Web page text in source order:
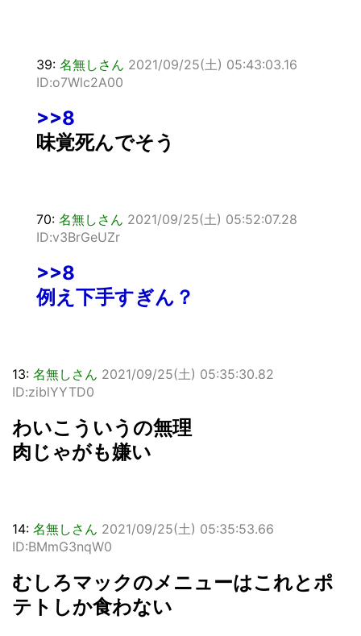
39: 名無しさん 2021/09/25(土) 05:43:03.16
ID:o7Wlc2A00
>>8
味覚死んでそう
70: 名無しさん 2021/09/25(土) 05:52:07.28
ID:v3BrGeUZr
>>8
例え下手すぎん？
13: 名無しさん 2021/09/25(土) 05:35:30.82
ID:ziblYYTD0
わいこういうの無理
肉じゃがも嫌い
14: 名無しさん 2021/09/25(土) 05:35:53.66
ID:BMmG3nqW0
むしろマックのメニューはこれとポ
テトしか食わない